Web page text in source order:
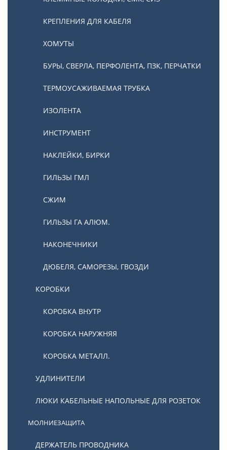
КРЕПЛЕНИЯ ДЛЯ КАБЕЛЯ
ХОМУТЫ
БУРЫ, СВЕРЛА, ПЕРФОЛЕНТА, ПЗК, ПЕРЧАТКИ
ТЕРМОУСАЖИВАЕМАЯ ТРУБКА
ИЗОЛЕНТА
ИНСТРУМЕНТ
НАКЛЕЙКИ, БИРКИ
ГИЛЬЗЫ ГМЛ
СЖИМ
ГИЛЬЗЫ ГА АЛЮМ.
НАКОНЕЧНИКИ
ДЮБЕЛЯ, САМОРЕЗЫ, ГВОЗДИ
КОРОБКИ
КОРОБКА ВНУТР
КОРОБКА НАРУЖНЯЯ
КОРОБКА МЕТАЛЛ.
УДЛИНИТЕЛИ
ЛЮКИ КАБЕЛЬНЫЕ НАПОЛЬНЫЕ ДЛЯ РОЗЕТОК
МОЛНИЕЗАЩИТА
ДЕРЖАТЕЛЬ ПРОВОДНИКА